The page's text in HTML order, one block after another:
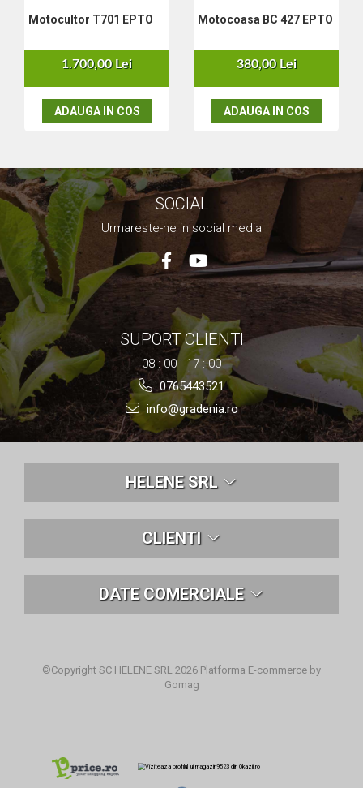
Ferastraie stationare
Telemetru
Freze electrice
Pistoale cu aer cald
Mașini electrice de șlefuit / polișat
Mixer electric
Polizor de banc
Masini de gaurit
Masini de debitat metal
Cutit termic electric
Cosuri Si Pubele
Motocultor T701 EPTO
1.700,00 Lei
ADAUGA IN COS
Motocoasa BC 427 EPTO
380,00 Lei
ADAUGA IN COS
SOCIAL
Urmareste-ne in social media
SUPORT CLIENTI
08 : 00 - 17 : 00
0765443521
info@gradenia.ro
HELENE SRL
CLIENTI
DATE COMERCIALE
©Copyright SC HELENE SRL 2026 Platforma E-commerce by
Gomag